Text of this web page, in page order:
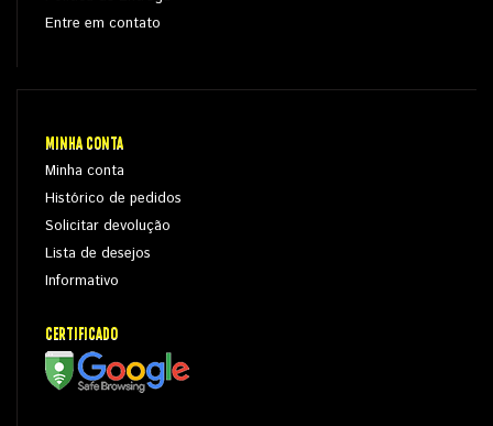
Entre em contato
MINHA CONTA
Minha conta
Histórico de pedidos
Solicitar devolução
Lista de desejos
Informativo
CERTIFICADO